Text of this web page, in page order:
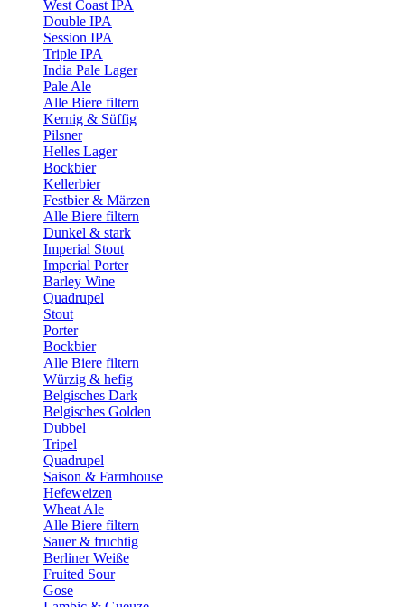
West Coast IPA
Double IPA
Session IPA
Triple IPA
India Pale Lager
Pale Ale
Alle Biere filtern
Kernig & Süffig
Pilsner
Helles Lager
Bockbier
Kellerbier
Festbier & Märzen
Alle Biere filtern
Dunkel & stark
Imperial Stout
Imperial Porter
Barley Wine
Quadrupel
Stout
Porter
Bockbier
Alle Biere filtern
Würzig & hefig
Belgisches Dark
Belgisches Golden
Dubbel
Tripel
Quadrupel
Saison & Farmhouse
Hefeweizen
Wheat Ale
Alle Biere filtern
Sauer & fruchtig
Berliner Weiße
Fruited Sour
Gose